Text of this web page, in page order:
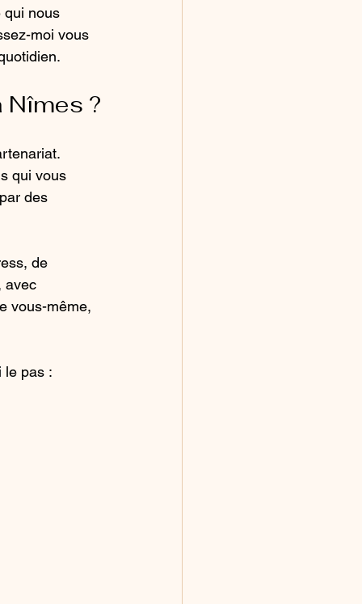
qui nous
moi vous
?
qui vous
des
de
avec
vous-même,
le pas :